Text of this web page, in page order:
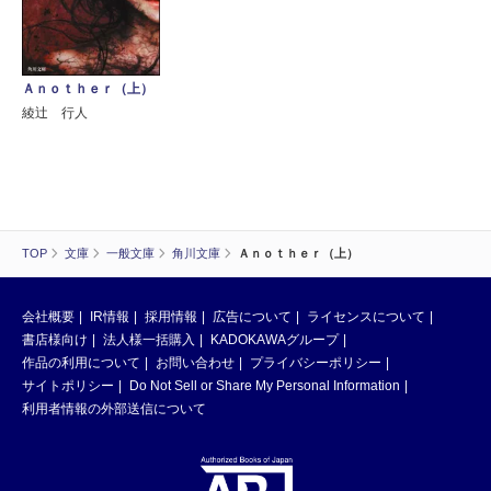
TOP 文庫 一般文庫 角川文庫 Ａｎｏｔｈｅｒ（上）
Ａｎｏｔｈｅｒ（上）
綾辻 行人
会社概要 IR情報 採用情報 広告について
ライセンスについて
書店様向け
法人様一括購入
KADOKAWAグループ
作品の利用について
お問い合わせ
プライバシーポリシー
サイトポリシー
Do Not Sell or Share My Personal Information
利用者情報の外部送信について